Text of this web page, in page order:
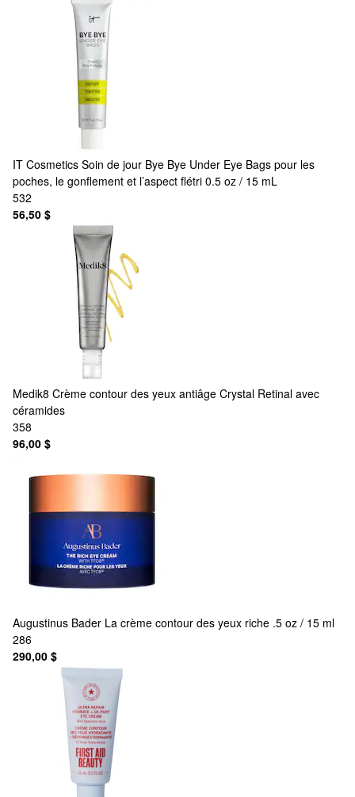
IT Cosmetics Soin de jour Bye Bye Under Eye Bags pour les
poches, le gonflement et l’aspect flétri 0.5 oz / 15 mL
532
56,50 $
Medik8 Crème contour des yeux antiâge Crystal Retinal avec
céramides
358
96,00 $
Augustinus Bader La crème contour des yeux riche .5 oz / 15 ml
286
290,00 $